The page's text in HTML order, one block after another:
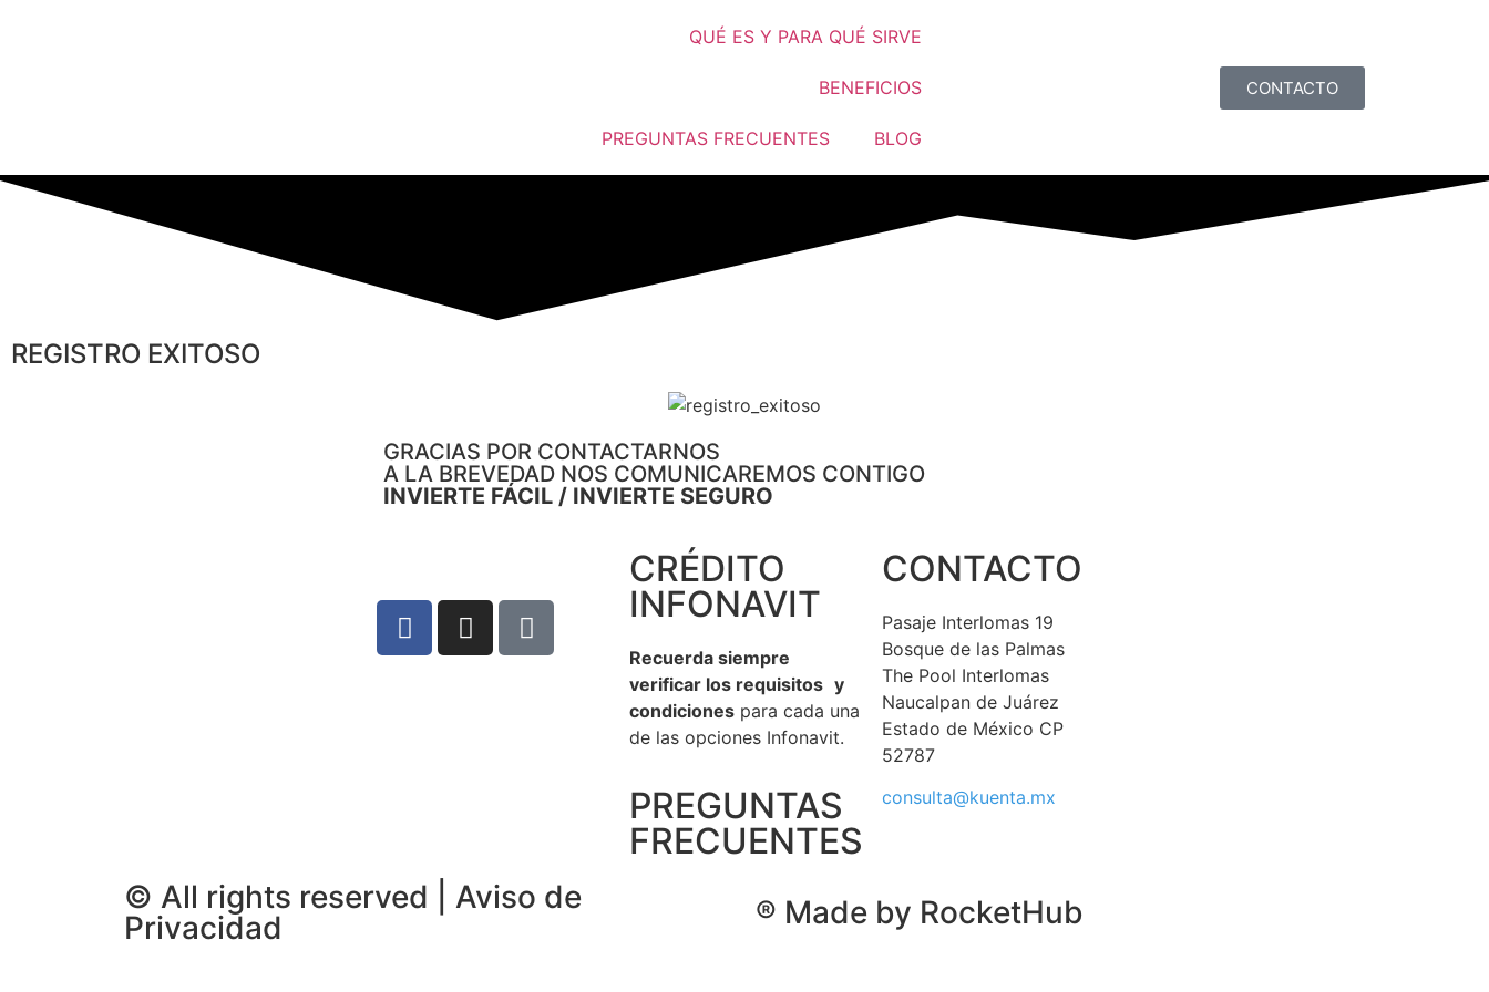
QUÉ ES Y PARA QUÉ SIRVE
BENEFICIOS
PREGUNTAS FRECUENTES BLOG
CONTACTO
REGISTRO EXITOSO
GRACIAS POR CONTACTARNOS
A LA BREVEDAD NOS COMUNICAREMOS CONTIGO
INVIERTE FÁCIL / INVIERTE SEGURO
CRÉDITO
INFONAVIT
Recuerda siempre
verificar los requisitos y
condiciones para cada una
de las opciones Infonavit.
PREGUNTAS
FRECUENTES
CONTACTO
Pasaje Interlomas 19
Bosque de las Palmas
The Pool Interlomas
Naucalpan de Juárez
Estado de México CP
52787
consulta@kuenta.mx
© All rights reserved | Aviso de
Privacidad
® Made by RocketHub